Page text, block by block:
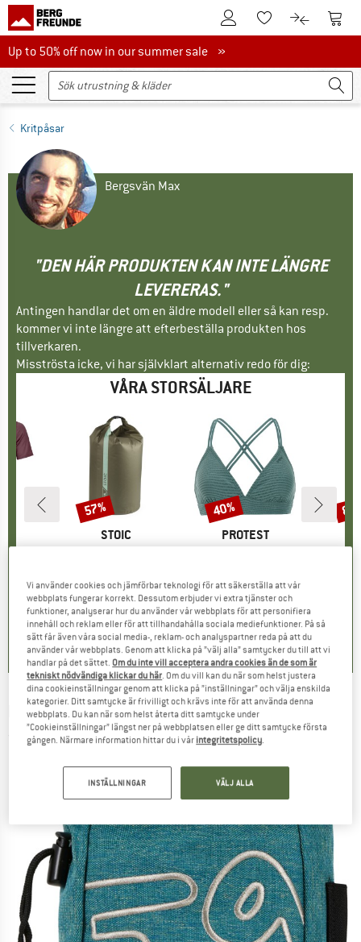
Till kundkontotTill minneslistan.
Till Till
Up to 50% off now in our summer sale
Up to 50% off now in our summer sale »
Kritpåsar
Bergsvän Max
"DEN HÄR PRODUKTEN KAN INTE LÄNGRE
LEVERERAS."
Antingen handlar det om en äldre modell eller så kan resp.
kommer vi inte längre att efterbeställa produkten hos
tillverkaren.
Misströsta icke, vi har självklart alternativ redo för dig:
VÅRA STORSÄLJARE
Shirt
pris
62,97 €
VARUMÄRKE
STOIC
Pris
9,95 € Reducerat pris
från4,28 €
5,0(2)
Rabatt
57%
VARUMÄRKE
PROTEST
Pris
39,95 €Reducerat pris
23,97 €
4,9(23)
Rabatt
40%
Produkter
HeladagenSt.
-Osso2.3 - Kritpåse
(0)
Vi använder cookies och jämförbar teknologi för att säkerställa att vår
webbplats fungerar korrekt. Dessutom erbjuder vi extra tjänster och
funktioner, analyserar hur du använder vår webbplats för att personifiera
innehåll och reklam eller för att tillhandahålla sociala mediefunktioner. På så
sätt får även våra social media-, reklam- och analyspartner reda på att du
använder vår webbplats. Genom att klicka på ”välj alla” samtycker du till att vi
handlar på det sättet. Om du inte vill acceptera andra cookies än de som är
tekniskt nödvändiga klickar du här. Om du vill kan du när som helst justera
dina cookieinställningar genom att klicka på ”inställningar” och välja enskilda
kategorier. Ditt samtycke är frivilligt och krävs inte för att använda denna
webbplats. Du kan när som helst återta ditt samtycke under
”Cookieinställningar” längst ner på webbplatsen eller ge ditt samtycke första
gången. Närmare information hittar du i vår integritetspolicy.
INSTÄLLNINGAR VÄLJ ALLA